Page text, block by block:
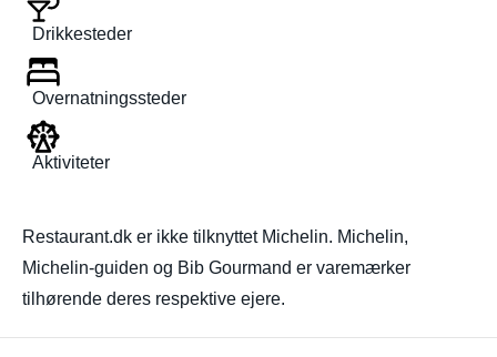
Drikkesteder
Overnatningssteder
Aktiviteter
Restaurant.dk er ikke tilknyttet Michelin. Michelin,
Michelin-guiden og Bib Gourmand er varemærker
tilhørende deres respektive ejere.